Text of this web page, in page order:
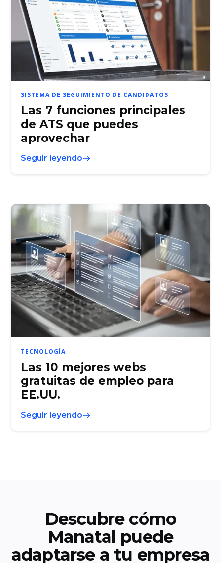
SISTEMA DE SEGUIMIENTO DE CANDIDATOS
Las 7 funciones principales
de ATS que puedes
aprovechar
Seguir leyendo
TECNOLOGÍA
Las 10 mejores webs
gratuitas de empleo para
EE.UU.
Seguir leyendo
Descubre cómo
Manatal puede
adaptarse a tu empresa